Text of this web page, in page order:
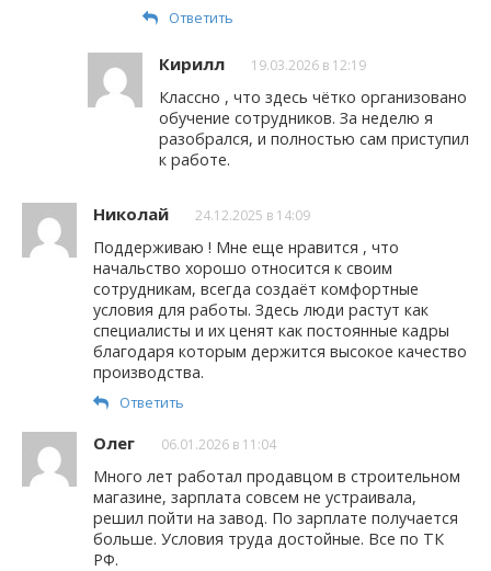
Ответить
Кирилл 19.03.2026 в 12:19
Классно , что здесь чётко организовано
обучение сотрудников. За неделю я
разобрался, и полностью сам приступил
к работе.
Николай 24.12.2025 в 14:09
Поддерживаю ! Мне еще нравится , что
начальство хорошо относится к своим
сотрудникам, всегда создаёт комфортные
условия для работы. Здесь люди растут как
специалисты и их ценят как постоянные кадры
благодаря которым держится высокое качество
производства.
Ответить
Олег 06.01.2026 в 11:04
Много лет работал продавцом в строительном
магазине, зарплата совсем не устраивала,
решил пойти на завод. По зарплате получается
больше. Условия труда достойные. Все по ТК
РФ.